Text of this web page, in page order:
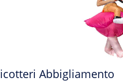
Abbigliamento